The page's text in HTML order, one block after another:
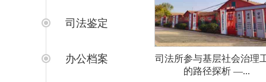
司法鉴定
办公档案
司法所参与基层社会治理
的路径探析 —...